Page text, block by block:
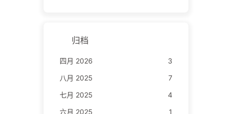
归档
四月 2026
3
八月 2025
7
七月 2025
4
六月 2025
1